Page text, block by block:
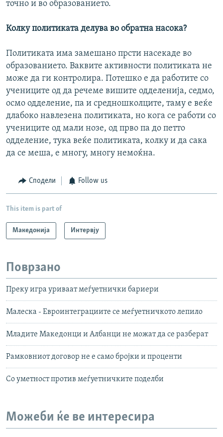
точно и во образованието.
Колку политиката делува во обратна насока?
Политиката има замешано прсти насекаде во
образованието. Ваквите активности политиката не
може да ги контролира. Потешко е да работите со
учениците од да речеме вишите одделенија, седмо,
осмо одделение, па и средношколците, таму е веќе
длабоко навлезена политиката, но кога се работи со
учениците од мали нозе, од прво па до петто
одделение, тука веќе политиката, колку и да сака
да се меша, е многу, многу немоќна.
Сподели Follow us
This item is part of
Македонија Интервју
Поврзано
Преку игра уриваат меѓуетнички бариери
Малеска - Евроинтеграциите се меѓуетничкото лепило
Младите Македонци и Албанци не можат да се разберат
Рамковниот договор не е само бројки и проценти
Со уметност против меѓуетничките поделби
Можеби ќе ве интересира